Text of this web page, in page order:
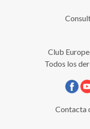
Club
Todos los
Contacta